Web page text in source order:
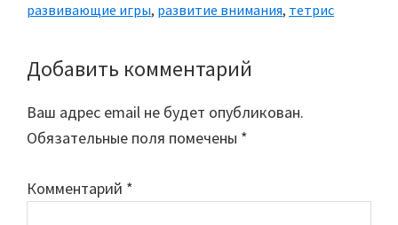
развивающие игры, развитие внимания, тетрис
Reader
Interactions
Добавить комментарий
Ваш адрес email не будет опубликован.
Обязательные поля помечены *
Комментарий *